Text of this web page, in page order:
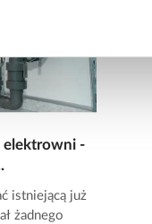
elektrowni -
istniejącą już
żadnego